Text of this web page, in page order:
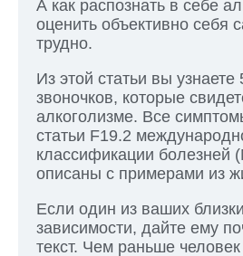
А как распознать в себе
оценить объективно себя
трудно.
Из этой статьи вы
звоночков, которые
алкоголизме. Все
статьи F19.2
классификации болезней
описаны с примерами из
Если один из ваших
зависимости, дайте ему
текст. Чем раньше человек